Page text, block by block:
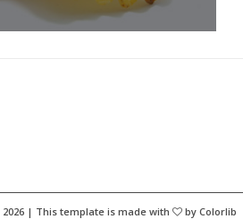
2026 | This template is made with by Colorlib